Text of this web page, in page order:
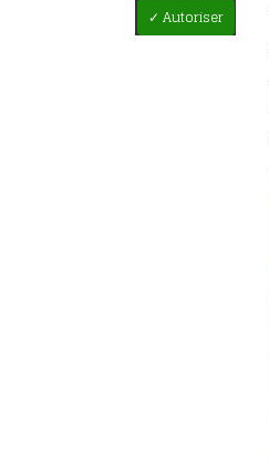
✓ Autoriser